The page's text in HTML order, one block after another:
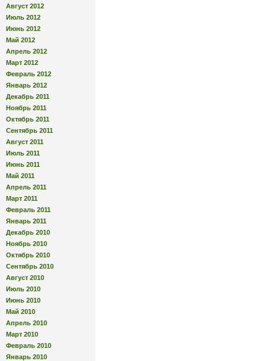
Август 2012
Июль 2012
Июнь 2012
Май 2012
Апрель 2012
Март 2012
Февраль 2012
Январь 2012
Декабрь 2011
Ноябрь 2011
Октябрь 2011
Сентябрь 2011
Август 2011
Июль 2011
Июнь 2011
Май 2011
Апрель 2011
Март 2011
Февраль 2011
Январь 2011
Декабрь 2010
Ноябрь 2010
Октябрь 2010
Сентябрь 2010
Август 2010
Июль 2010
Июнь 2010
Май 2010
Апрель 2010
Март 2010
Февраль 2010
Январь 2010